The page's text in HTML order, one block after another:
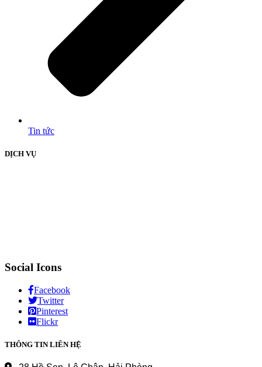
Tin tức
DỊCH VỤ
Social Icons
Facebook
Twitter
Pinterest
Flickr
THÔNG TIN LIÊN HỆ